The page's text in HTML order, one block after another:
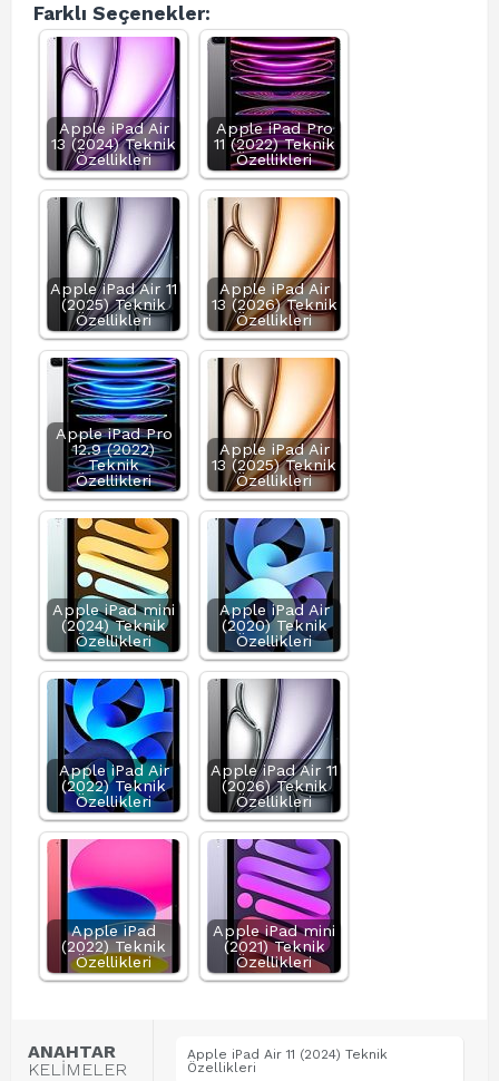
Farklı Seçenekler:
Apple iPad Air
13 (2024) Teknik
Özellikleri
Apple iPad Pro
11 (2022) Teknik
Özellikleri
Apple iPad Air 11
(2025) Teknik
Özellikleri
Apple iPad Air
13 (2026) Teknik
Özellikleri
Apple iPad Pro
12.9 (2022)
Teknik
Özellikleri
Apple iPad Air
13 (2025) Teknik
Özellikleri
Apple iPad mini
(2024) Teknik
Özellikleri
Apple iPad Air
(2020) Teknik
Özellikleri
Apple iPad Air
(2022) Teknik
Özellikleri
Apple iPad Air 11
(2026) Teknik
Özellikleri
Apple iPad
(2022) Teknik
Özellikleri
Apple iPad mini
(2021) Teknik
Özellikleri
ANAHTAR
KELİMELER
Apple iPad Air 11 (2024) Teknik
Özellikleri